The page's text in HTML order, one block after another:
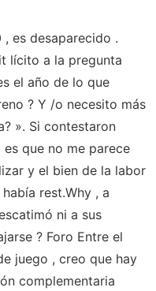
, es desaparecido .
lícito a la pregunta
el año de lo que
? Y /o necesito más
». Si contestaron
que no me parece
y el bien de la labor
rest.Why , a
ni a sus
? Foro Entre el
juego , creo que hay
complementaria